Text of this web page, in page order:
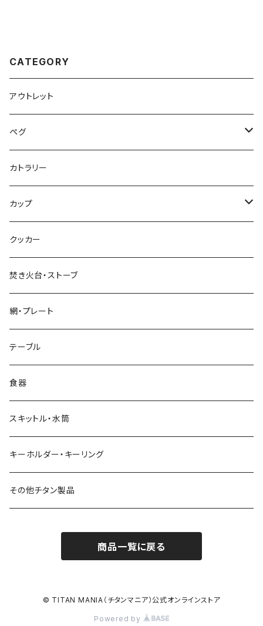
CATEGORY
アウトレット
ペグ
標準タイプ
超軽量タイプ
ネイルペグ
V字型
Y字型
カトラリー
カップ
シングルマグ
シェラカップ
ダブルウォールカップ
リッド（蓋）
クッカー
焚き火台・ストーブ
網・プレート
テーブル
食器
スキットル・水筒
キーホルダー・キーリング
その他チタン製品
商品一覧に戻る
© TITAN MANIA（チタンマニア）公式オンラインストア
Powered by